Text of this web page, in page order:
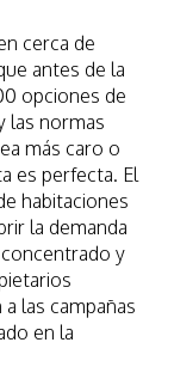
cerca de
antes de la
opciones de
las normas
más caro o
es perfecta. El
habitaciones
la demanda
y
las campañas
en la